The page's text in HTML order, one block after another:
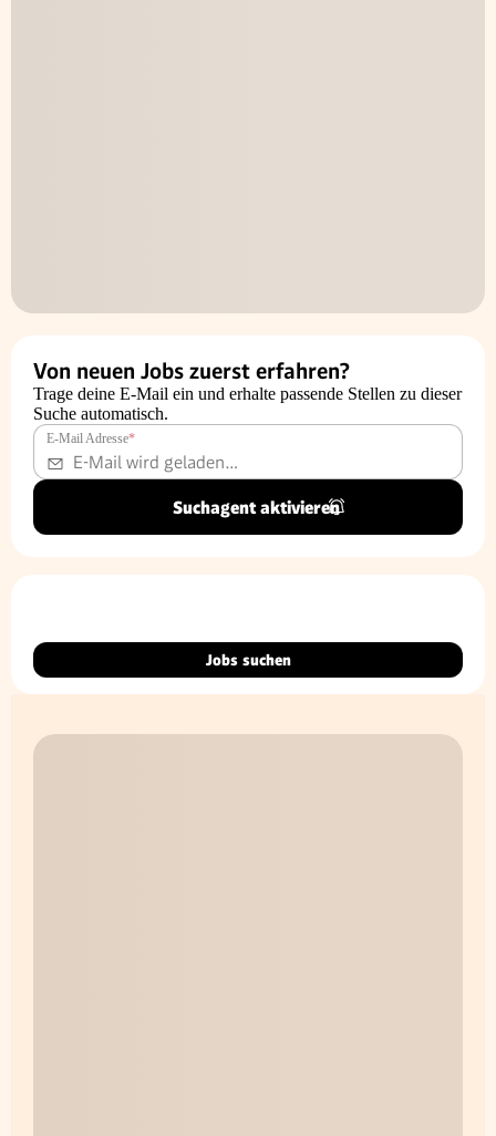
Von neuen Jobs zuerst erfahren?
Trage deine E-Mail ein und erhalte passende Stellen zu dieser
Suche automatisch.
E-Mail Adresse*
Suchagent aktivieren
Jobs suchen